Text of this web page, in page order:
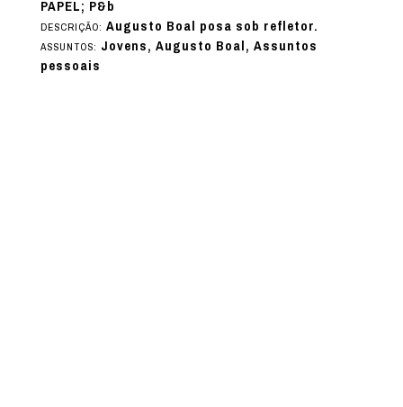
PAPEL; P&b
DESCRIÇÃO: Augusto Boal posa sob refletor.
ASSUNTOS: Jovens, Augusto Boal, Assuntos
pessoais